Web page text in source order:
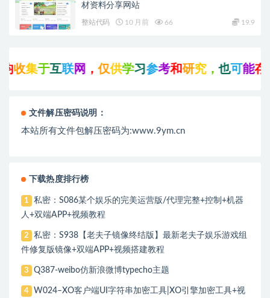
材资料分享网站
整站代码 10 月前 66 19.9
集于互联网，仅 供学习参考和研究，也 可能 存在
文件解压密码说明：
本站所有文件包解压密码为:www.9ym.cn
下载热度排行榜
1
私密：S086某个娱乐的完美运营版/代理完整+控制+机器
人+双端APP+视频教程
2
私密：S938【老夫子镜像终结版】最新老夫子娱乐游戏组
件修复版镜像+双端APP+视频搭建教程
3 Q387-weibo仿新浪微博typecho主题
4
W024–XO客户端UI字符串加密工具|XO引擎加密工具+视